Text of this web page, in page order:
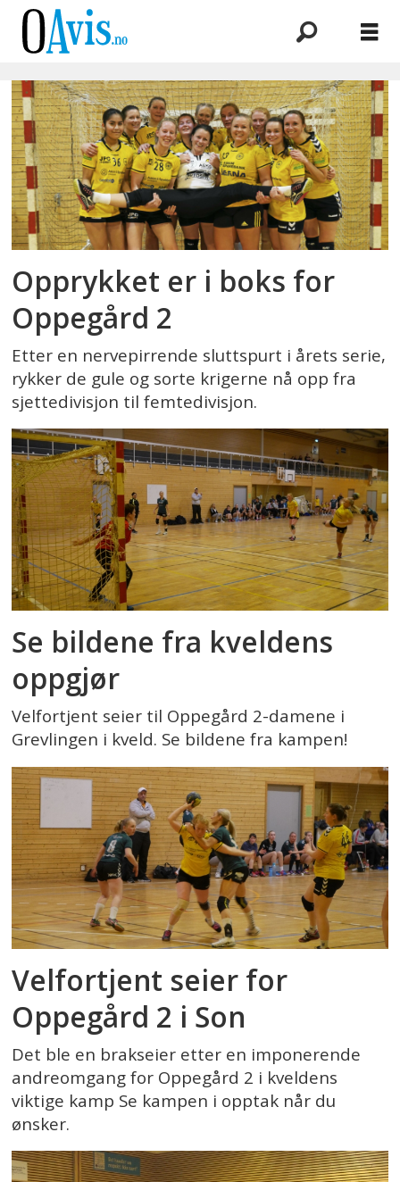
Emne:
sjettedivisjon
Opprykket er i boks for
Oppegård 2
Etter en nervepirrende sluttspurt i årets serie,
rykker de gule og sorte krigerne nå opp fra
sjettedivisjon til femtedivisjon.
Se bildene fra kveldens
oppgjør
Velfortjent seier til Oppegård 2-damene i
Grevlingen i kveld. Se bildene fra kampen!
Velfortjent seier for
Oppegård 2 i Son
Det ble en brakseier etter en imponerende
andreomgang for Oppegård 2 i kveldens
viktige kamp Se kampen i opptak når du
ønsker.